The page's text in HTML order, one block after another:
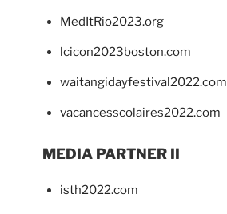
MedItRio2023.org
lcicon2023boston.com
waitangidayfestival2022.com
vacancesscolaires2022.com
MEDIA PARTNER II
isth2022.com